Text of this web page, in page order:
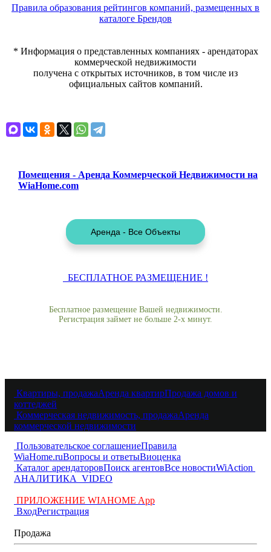
Правила образования рейтингов компаний, размещенных в
каталоге Брендов
* Информация о представленных компаниях - арендаторах
коммерческой недвижимости
получена с открытых источников, в том числе из
официальных сайтов компаний.
Помещения - Аренда Коммерческой Недвижимости на
WiaHome.com
БЕСПЛАТНОЕ РАЗМЕЩЕНИЕ !
Бесплатное размещение Вашей недвижимости.
Регистрация займет не больше 2-х минут.
Квартиры, продажаАренда квартирПродажа домов и
коттеджей
Коммерческая недвижимость, продажаАренда
коммерческой недвижимости
Пользовательское соглашениеПравила
WiaHome.ruВопросы и ответыВиоценка
Каталог арендаторовПоиск агентовВсе новостиWiAction
АНАЛИТИКА VIDEO
ПРИЛОЖЕНИЕ WIAHOME App
ВходРегистрация
Продажа